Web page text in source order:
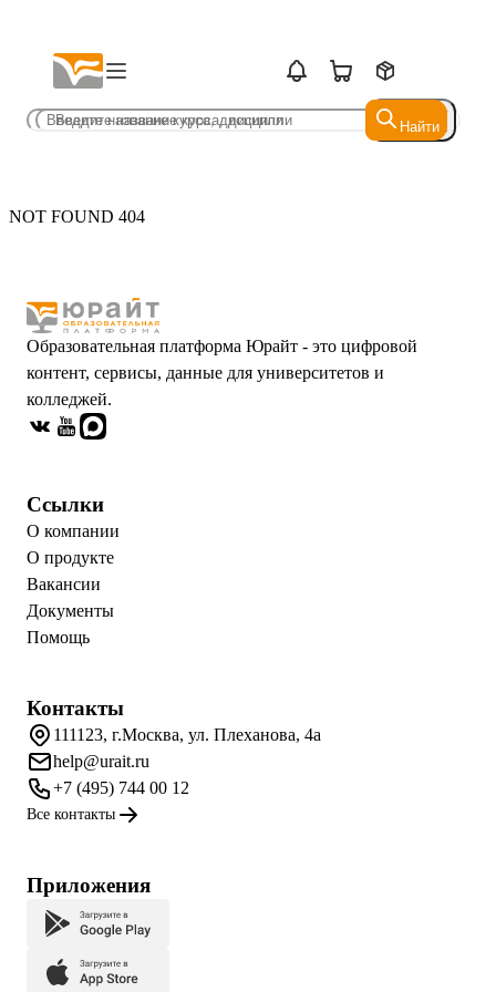
Найти
Найти
NOT FOUND 404
Образовательная платформа Юрайт - это цифровой
контент, сервисы, данные для университетов и
колледжей.
Ссылки
О компании
О продукте
Вакансии
Документы
Помощь
Контакты
111123, г.Москва, ул. Плеханова, 4а
help@urait.ru
+7 (495) 744 00 12
Все контакты
Приложения